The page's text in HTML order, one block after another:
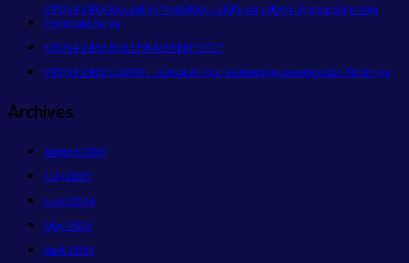
KTQS # 2484 Rasulullah Shallallahu ‘alaihi wa sallam Ungkap Siapa Saja
Penghuni Surga
KTQS # 2483 BOLEHKAH BERFOTO?
KTQS # 2482 LGBTQ+ : 6 Ayat Al-Qur’an tentang Larangan dan Tafsirnya
Archives
August 2026
July 2026
June 2026
May 2026
April 2026